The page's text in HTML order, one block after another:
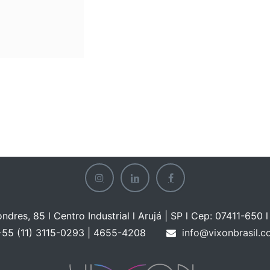
85 l Centro Industrial l Arujá | SP l Cep: 07411-650 l
(11) 3115-0293 | 4655-4208